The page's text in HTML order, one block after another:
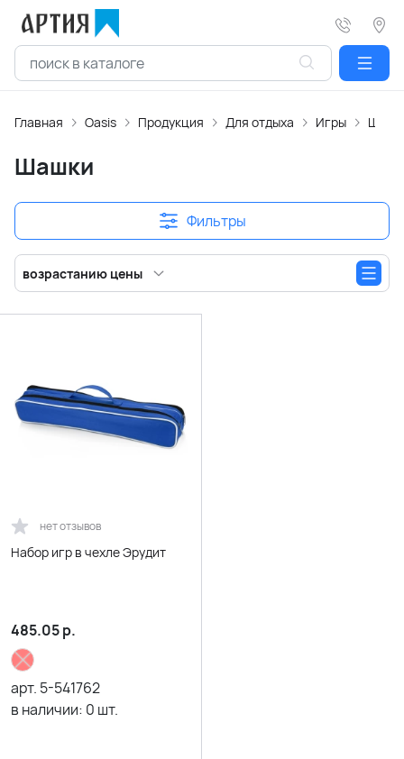
Главная Oasis Продукция Для отдыха Игры
Шашки
Фильтры
возрастанию цены
нет отзывов
Набор игр в чехле Эрудит
485.05р.
арт. 5-541762
в наличии: 0 шт.